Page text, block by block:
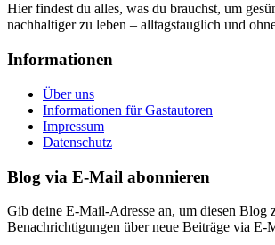
Hier findest du alles, was du brauchst, um
nachhaltiger zu leben – alltagstauglich und
Informationen
Über uns
Informationen für Gastautoren
Impressum
Datenschutz
Blog via E-Mail abonnieren
Gib deine E-Mail-Adresse an, um diesen Blog
Benachrichtigungen über neue Beiträge via E-